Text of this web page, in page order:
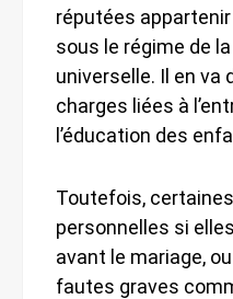
réputées
sous le régime de
universelle. Il en va
charges liées à
l’éducation des
Toutefois,
personnelles si
avant le mariage,
fautes graves